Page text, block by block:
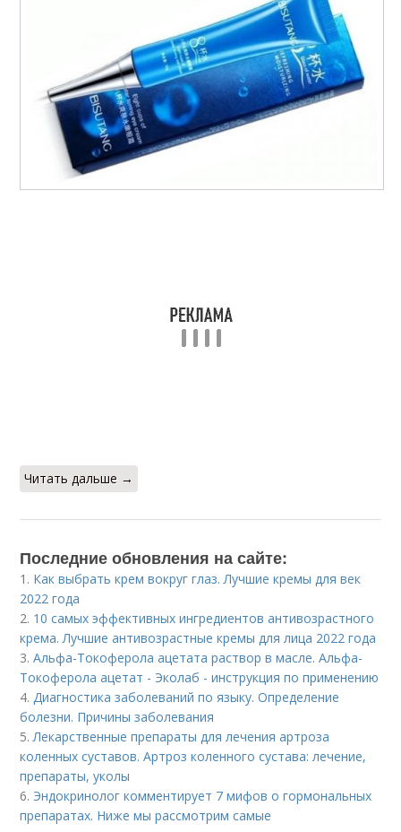
Читать дальше →
Последние обновления на сайте:
1. Как выбрать крем вокруг глаз. Лучшие кремы для век
2022 года
2. 10 самых эффективных ингредиентов антивозрастного
крема. Лучшие антивозрастные кремы для лица 2022 года
3.Альфа-Токоферола ацетата раствор в масле. Альфа-
Токоферола ацетат - Эколаб - инструкция по применению
4. Диагностика заболеваний по языку. Определение
болезни. Причины заболевания
5. Лекарственные препараты для лечения артроза
коленных суставов. Артроз коленного сустава: лечение,
препараты, уколы
6. Эндокринолог комментирует 7 мифов о гормональных
препаратах. Ниже мы рассмотрим самые